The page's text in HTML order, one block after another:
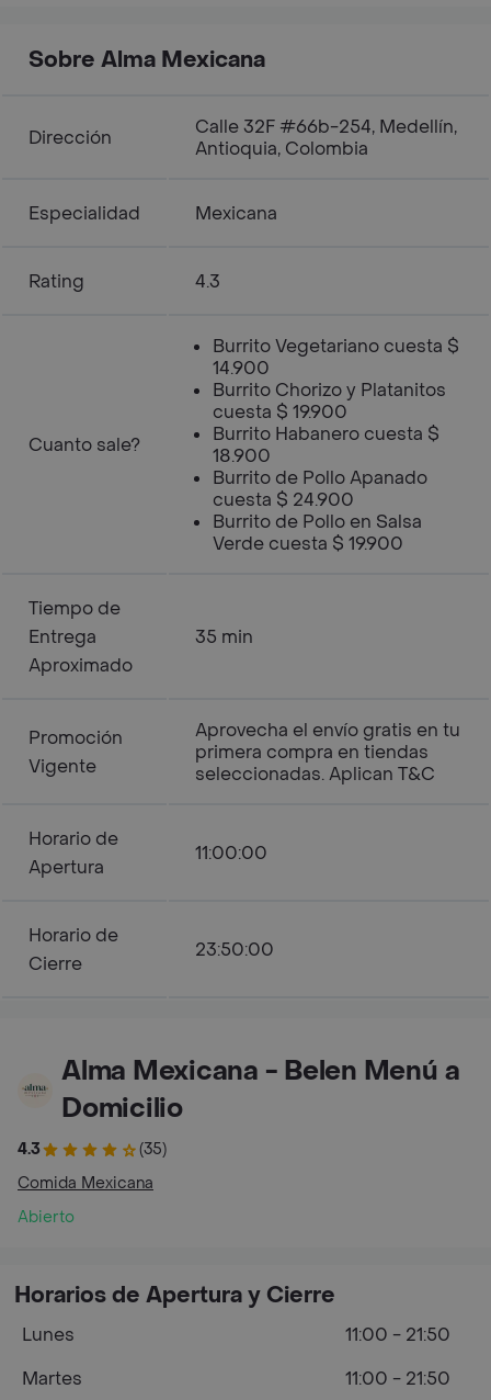
Sobre Alma Mexicana
Dirección
Calle 32F #66b-254, Medellín,
Antioquia, Colombia
Especialidad Mexicana
Rating 4.3
Cuanto sale?
Burrito Vegetariano cuesta $
14.900
Burrito Chorizo y Platanitos
cuesta $ 19.900
Burrito Habanero cuesta $
18.900
Burrito de Pollo Apanado
cuesta $ 24.900
Burrito de Pollo en Salsa
Verde cuesta $ 19.900
Tiempo de
Entrega
Aproximado
35 min
Promoción
Vigente
Aprovecha el envío gratis en tu
primera compra en tiendas
seleccionadas. Aplican T&C
Horario de
Apertura
11:00:00
Horario de
Cierre
23:50:00
Alma Mexicana - Belen Menú a
Domicilio
4.3
(35)
Comida Mexicana
Abierto
Horarios de Apertura y Cierre
Lunes
11:00 - 21:50
Martes
11:00 - 21:50